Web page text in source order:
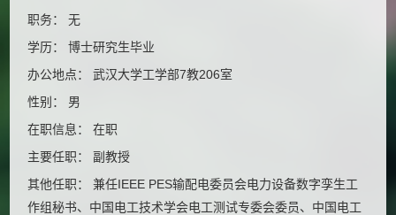
职务： 无
学历： 博士研究生毕业
办公地点： 武汉大学工学部7教206室
性别： 男
在职信息： 在职
主要任职： 副教授
其他任职： 兼任IEEE PES输配电委员会电力设备数字孪生工
作组秘书、中国电工技术学会电工测试专委会委员、中国电工